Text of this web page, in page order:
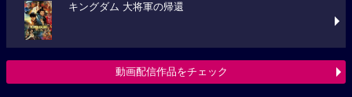
キングダム 大将軍の帰還
動画配信作品をチェック